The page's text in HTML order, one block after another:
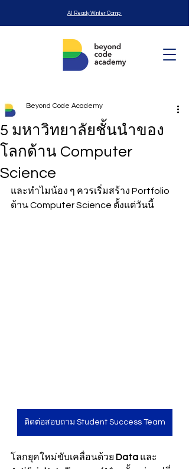
AI Ready Winter Camp
5 มหาวิทยาลัยชั้นนำของ
โลกด้าน Computer
Science
Beyond Code Academy
และทำไมน้อง ๆ ควรเริ่มสร้าง Portfolio
ด้าน Computer Science ตั้งแต่วันนี้
ติดต่อสอบถาม Student Success Team
โลกยุคใหม่ขับเคลื่อนด้วย Data และ